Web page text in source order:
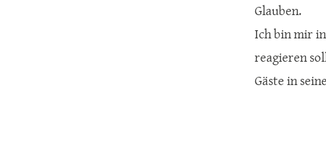
Glauben.
Ich bin mir
reagieren
Gäste in